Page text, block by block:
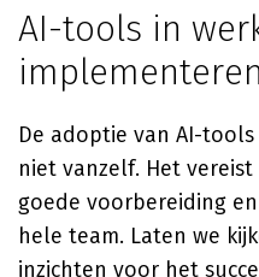
AI-tools in
implementeren
De adoptie van AI-
niet vanzelf. Het
goede voorbereiding
hele team. Laten we
inzichten voor het